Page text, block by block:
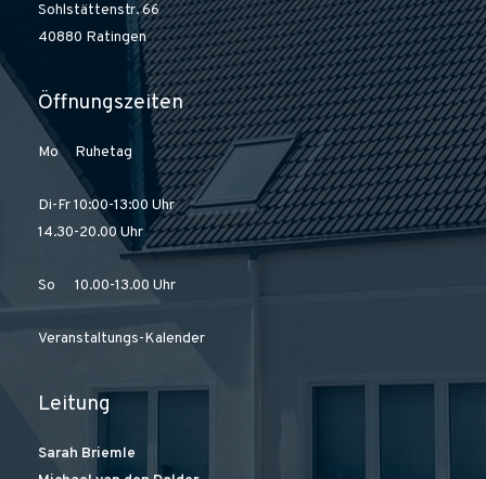
Sohlstättenstr. 66
40880 Ratingen
Öffnungszeiten
Mo Ruhetag
Di-Fr 10:00-13:00 Uhr
14.30-20.00 Uhr
So 10.00-13.00 Uhr
Veranstaltungs-Kalender
Leitung
Sarah Briemle